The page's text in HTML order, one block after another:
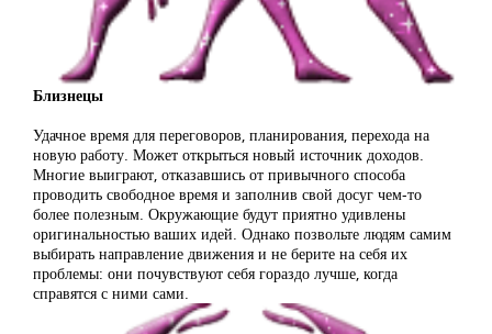
Близнецы
Удачное время для переговоров, планирования, перехода на
новую работу. Может открыться новый источник доходов.
Многие выиграют, отказавшись от привычного способа
проводить свободное время и заполнив свой досуг чем-то
более полезным. Окружающие будут приятно удивлены
оригинальностью ваших идей. Однако позвольте людям самим
выбирать направление движения и не берите на себя их
проблемы: они почувствуют себя гораздо лучше, когда
справятся с ними сами.